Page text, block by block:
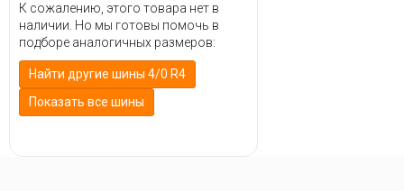
К сожалению, этого товара нет в
наличии. Но мы готовы помочь в
подборе аналогичных размеров:
Найти другие шины 4/0 R4
Показать все шины